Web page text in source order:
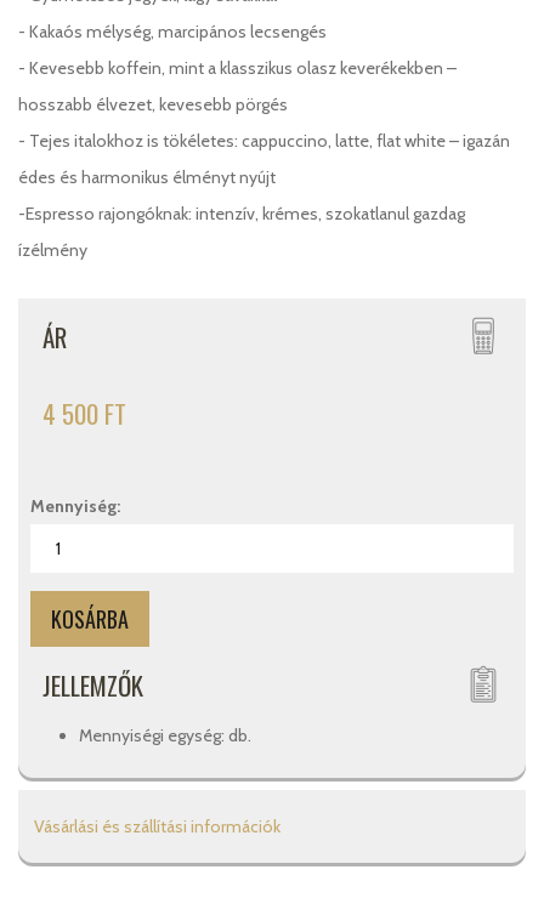
- Kakaós mélység, marcipános lecsengés
- Kevesebb koffein, mint a klasszikus olasz keverékekben –
hosszabb élvezet, kevesebb pörgés
- Tejes italokhoz is tökéletes: cappuccino, latte, flat white – igazán
édes és harmonikus élményt nyújt
-Espresso rajongóknak: intenzív, krémes, szokatlanul gazdag
ízélmény
ÁR
4 500 FT
Mennyiség:
JELLEMZŐK
Mennyiségi egység: db.
Vásárlási és szállítási információk